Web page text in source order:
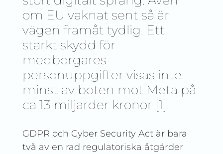
om EU vaknat sent så är
vägen framåt tydlig. Ett
starkt skydd för
medborgares
personuppgifter visas inte
minst av boten mot Meta på
ca 13 miljarder kronor [1].
GDPR och Cyber Security Act är bara
två av en rad regulatoriska åtgärder